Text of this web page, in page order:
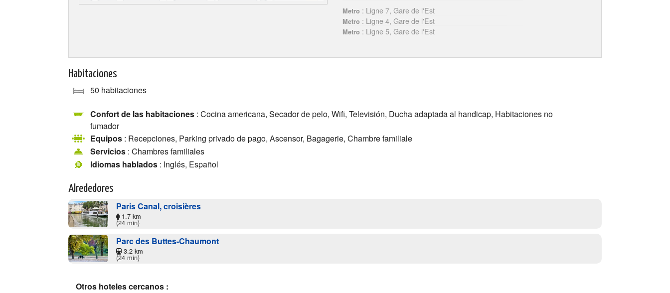
Metro : Ligne 7, Gare de l'Est
Metro : Ligne 4, Gare de l'Est
Metro : Ligne 5, Gare de l'Est
Habitaciones
50 habitaciones
Confort de las habitaciones : Cocina americana, Secador de pelo, Wifi, Televisión, Ducha adaptada al handicap, Habitaciones no
fumador
Equipos : Recepciones, Parking privado de pago, Ascensor, Bagagerie, Chambre familiale
Servicios : Chambres familiales
Idiomas hablados : Inglés, Español
Alrededores
Paris Canal, croisières
1.7 km
(24 min)
Parc des Buttes-Chaumont
3.2 km
(24 min)
Otros hoteles cercanos :